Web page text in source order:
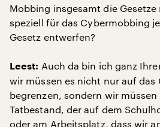
Mobbing insgesamt die
speziell für das Cybermobbing
Gesetz entwerfen?
Leest: Auch da bin ich ganz
wir müssen es nicht nur auf das
begrenzen, sondern wir
Tatbestand, der auf dem
oder am Arbeitsplatz, dass wir